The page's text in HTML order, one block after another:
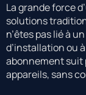
La grande force
solutions
n’êtes pas lié à
d’installation ou
abonnement suit
appareils, sans